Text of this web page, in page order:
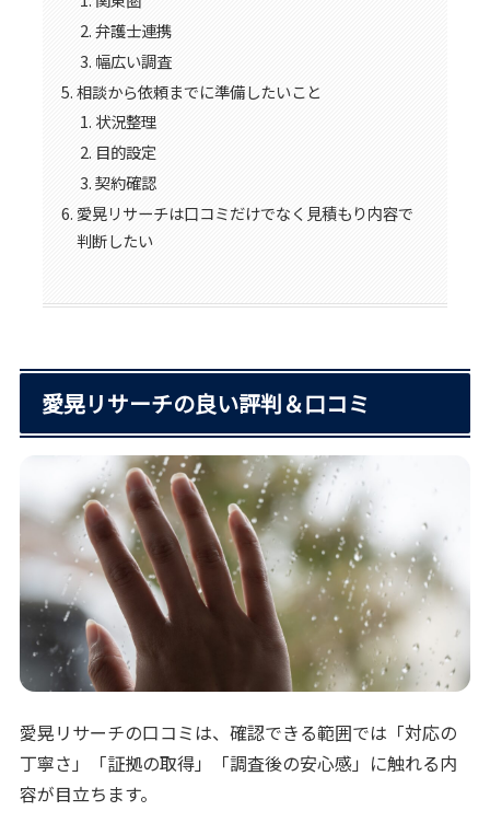
弁護士連携
幅広い調査
相談から依頼までに準備したいこと
状況整理
目的設定
契約確認
愛晃リサーチは口コミだけでなく見積もり内容で
判断したい
愛晃リサーチの良い評判＆口コミ
愛晃リサーチの口コミは、確認できる範囲では「対応の
丁寧さ」「証拠の取得」「調査後の安心感」に触れる内
容が目立ちます。